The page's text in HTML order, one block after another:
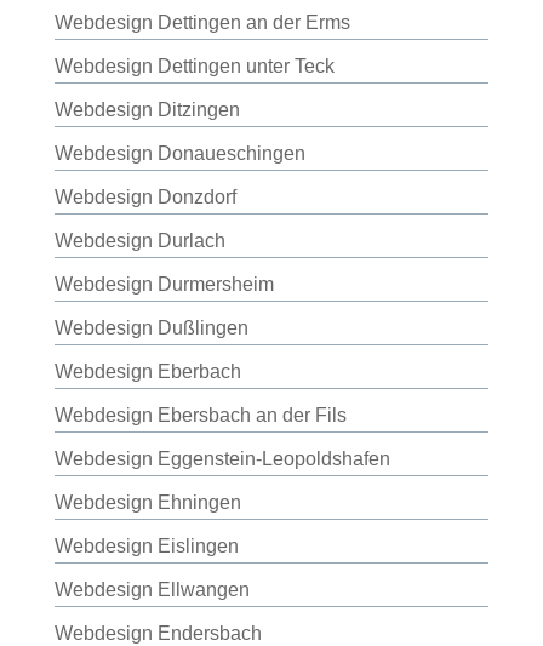
Webdesign Dettingen an der Erms
Webdesign Dettingen unter Teck
Webdesign Ditzingen
Webdesign Donaueschingen
Webdesign Donzdorf
Webdesign Durlach
Webdesign Durmersheim
Webdesign Dußlingen
Webdesign Eberbach
Webdesign Ebersbach an der Fils
Webdesign Eggenstein-Leopoldshafen
Webdesign Ehningen
Webdesign Eislingen
Webdesign Ellwangen
Webdesign Endersbach